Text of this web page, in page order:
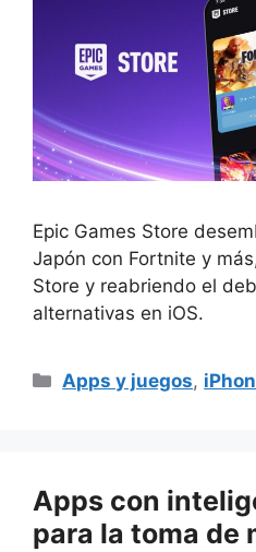
Epic Games Store
Japón con Fortnite y
Store y reabriendo el
alternativas en iOS.
Categorías
Apps y juegos,
Apps con
para la toma de